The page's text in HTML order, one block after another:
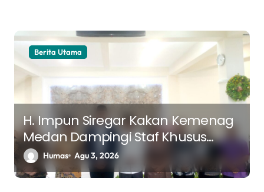
Berita Utama
H. Impun Siregar Kakan Kemenag
Medan Dampingi Staf Khusus
Menteri Agama Kunjungi Chapel
Oikumene USU dan Gereja GPT
Humas Agu 3, 2026